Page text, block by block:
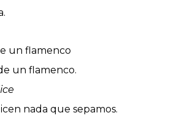
un flamenco
un flamenco.
nada que sepamos.